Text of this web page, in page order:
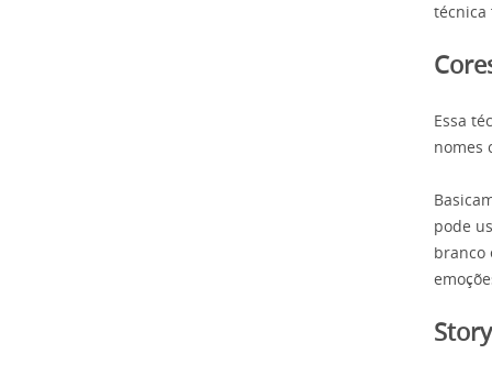
técnica
Essa
nomes
pode
branco